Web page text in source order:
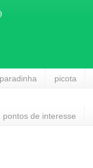
picota
pontos de interesse